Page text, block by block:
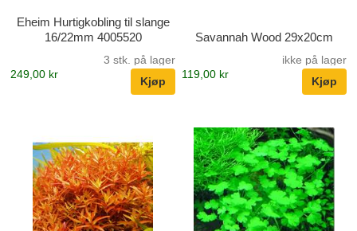
Eheim Hurtigkobling til slange
16/22mm 4005520
3 stk. på lager
249,00 kr
Savannah Wood 29x20cm
ikke på lager
119,00 kr